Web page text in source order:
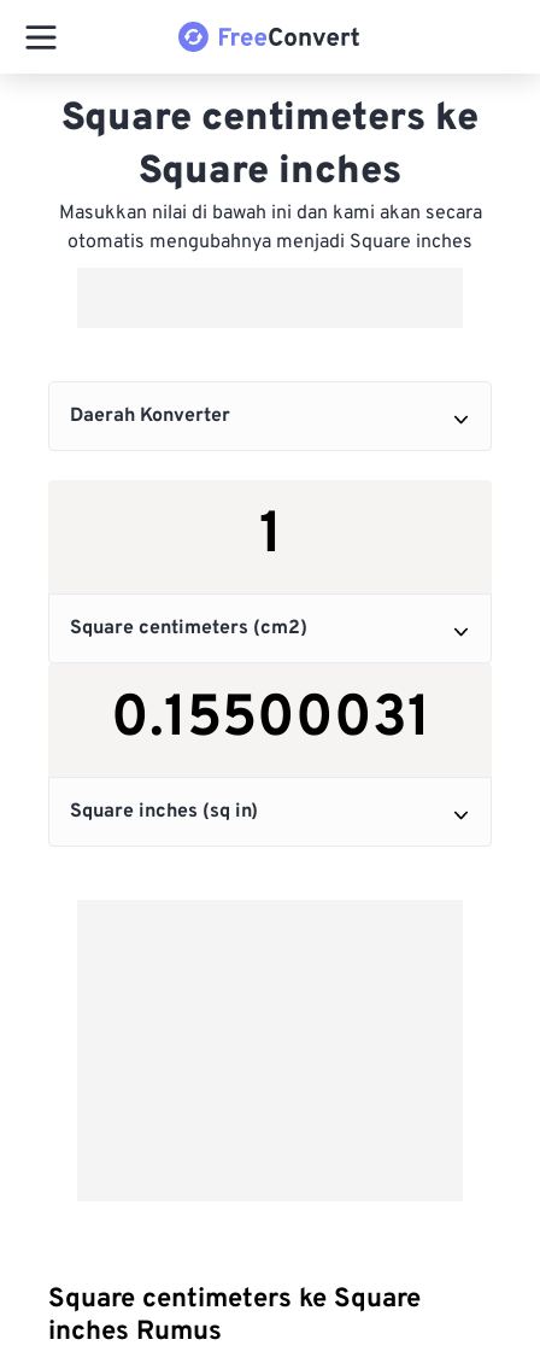
Square centimeters ke
Square inches
Masukkan nilai di bawah ini dan kami akan secara
otomatis mengubahnya menjadi Square inches
Square centimeters ke Square
inches Rumus